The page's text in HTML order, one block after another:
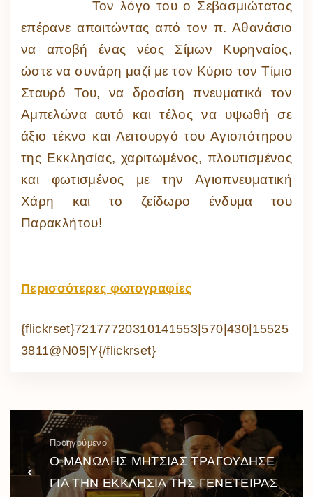
Τον λόγο του ο Σεβασμιώτατος
επέρανε απαιτώντας από τον π. Αθανάσιο
να αποβή ένας νέος Σίμων Κυρηναίος,
ώστε να συνάρη μαζί με τον Κύριο τον Τίμιο
Σταυρό Του, να δροσίση πνευματικά τον
Αμπελώνα αυτό και τέλος να υψωθή σε
άξιο τέκνο και Λειτουργό του Αγιοπότηρου
της Εκκλησίας, χαριτωμένος, πλουτισμένος
και φωτισμένος με την Αγιοπνευματική
Χάρη και το ζείδωρο ένδυμα του
Παρακλήτου!
Περισσότερες φωτογραφίες
{flickrset}72177720310141553|570|430|15525
3811@N05|Y{/flickrset}
Προηγούμενο
Ο ΜΑΝΩΛΗΣ ΜΗΤΣΙΑΣ ΤΡΑΓΟΥΔΗΣΕ
ΓΙΑ ΤΗΝ ΕΚΚΛΗΣΙΑ ΤΗΣ ΓΕΝΕΤΕΙΡΑΣ